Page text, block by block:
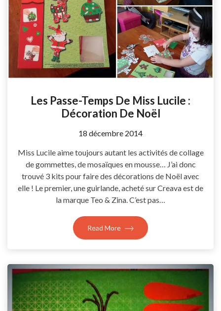
Les Passe-Temps De Miss Lucile :
Décoration De Noël
by
18 décembre 2014
Miss Lucile aime toujours autant les activités de collage
de gommettes, de mosaïques en mousse… J’ai donc
trouvé 3 kits pour faire des décorations de Noël avec
elle ! Le premier, une guirlande, acheté sur Creava est de
la marque Teo & Zina. C’est pas…
Read More